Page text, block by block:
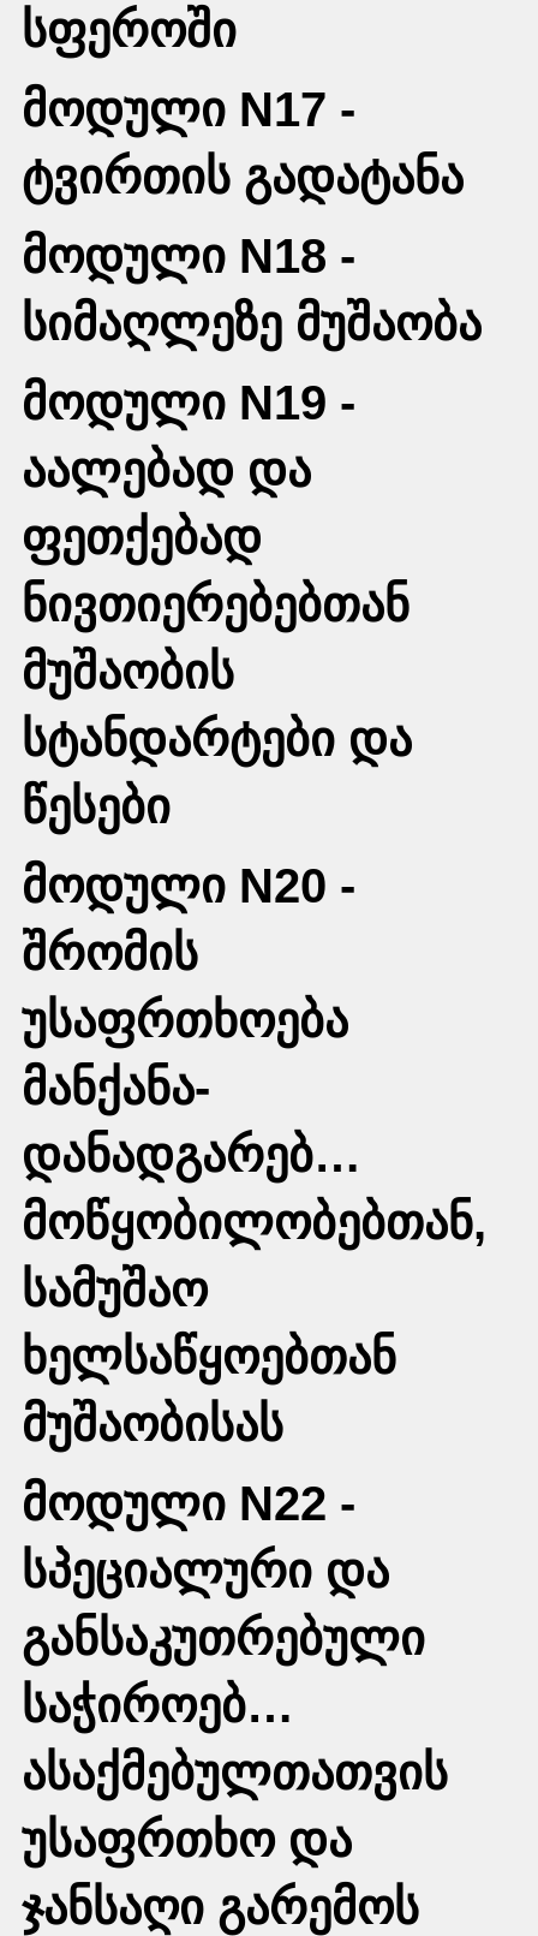
სფეროში
მოდული N17 -
ტვირთის გადატანა
მოდული N18 -
სიმაღლეზე მუშაობა
მოდული N19 -
აალებად და
ფეთქებად
ნივთიერებებთან
მუშაობის
სტანდარტები და
წესები
მოდული N20 -
შრომის
უსაფრთხოება
მანქანა-
დანადგარებ…
მოწყობილობებთან,
სამუშაო
ხელსაწყოებთან
მუშაობისას
მოდული N22 -
სპეციალური და
განსაკუთრებული
საჭიროებ…
ასაქმებულთათვის
უსაფრთხო და
ჯანსაღი გარემოს